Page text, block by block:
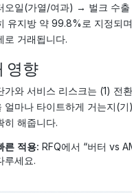
오일(가열/여과) → 벌크 수출
유지방 약 99.8%로 지정되
로 거래됩니다.
영향
가와 서비스 리스크는 (1) 전
얼마나 타이트하게 거는지(
히 해줍니다.
른 적용: RFQ에서 “버터 vs
루세요.